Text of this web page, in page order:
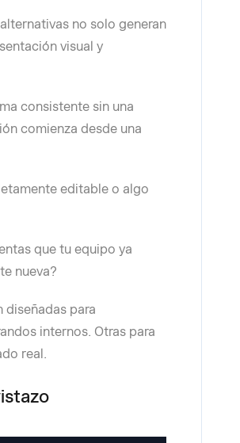
no solo generan
visual y
consistente sin una
comienza desde una
editable o algo
que tu equipo ya
nueva?
diseñadas para
internos. Otras para
real.